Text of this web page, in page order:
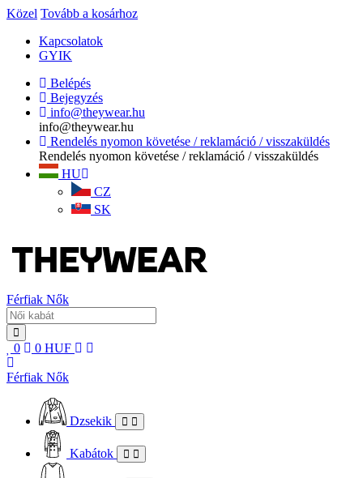
Közel Tovább a kosárhoz
Kapcsolatok
GYIK
Belépés
Bejegyzés
info@theywear.hu
info@theywear.hu
Rendelés nyomon követése / reklamáció / visszaküldés
Rendelés nyomon követése / reklamáció / visszaküldés
HU
CZ
SK
Férfiak Nők
0 0 HUF
Férfiak Nők
Dzsekik
Kabátok